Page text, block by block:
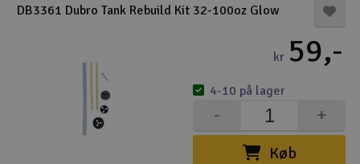
DB3361 Dubro Tank Rebuild Kit 32-100oz Glow
kr 59,-
Køb
+
-
4-10 på lager